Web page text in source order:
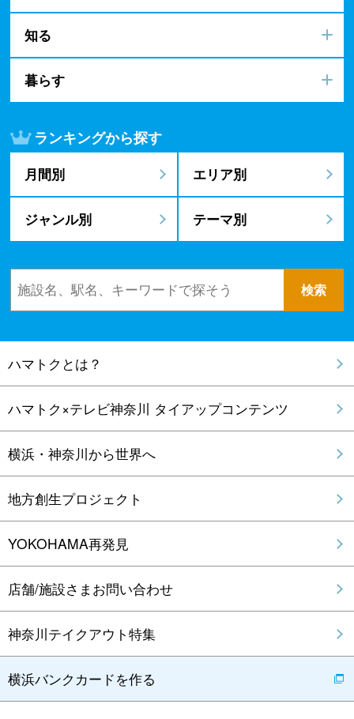
知る
暮らす
ランキングから探す
月間別 エリア別
ジャンル別 テーマ別
ハマトクとは？
ハマトク×テレビ神奈川 タイアップコンテンツ
横浜・神奈川から世界へ
地方創生プロジェクト
YOKOHAMA再発見
店舗/施設さまお問い合わせ
神奈川テイクアウト特集
横浜バンクカードを作る